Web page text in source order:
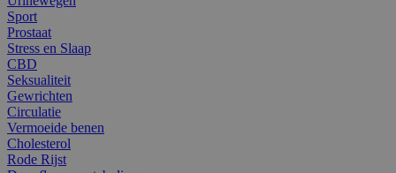
Sport
Prostaat
Stress en Slaap
CBD
Seksualiteit
Gewrichten
Circulatie
Vermoeide benen
Cholesterol
Rode Rijst